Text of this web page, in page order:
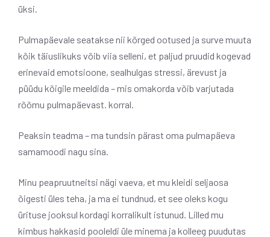
üksi.
Pulmapäevale seatakse nii kõrged ootused ja surve muuta
kõik täiuslikuks võib viia selleni, et paljud pruudid kogevad
erinevaid emotsioone, sealhulgas stressi, ärevust ja
püüdu kõigile meeldida – mis omakorda võib varjutada
rõõmu pulmapäevast. korral.
Peaksin teadma – ma tundsin pärast oma pulmapäeva
samamoodi nagu sina.
Minu peapruutneitsi nägi vaeva, et mu kleidi seljaosa
õigesti üles teha, ja ma ei tundnud, et see oleks kogu
ürituse jooksul kordagi korralikult istunud. Lilled mu
kimbus hakkasid pooleldi üle minema ja kolleeg puudutas